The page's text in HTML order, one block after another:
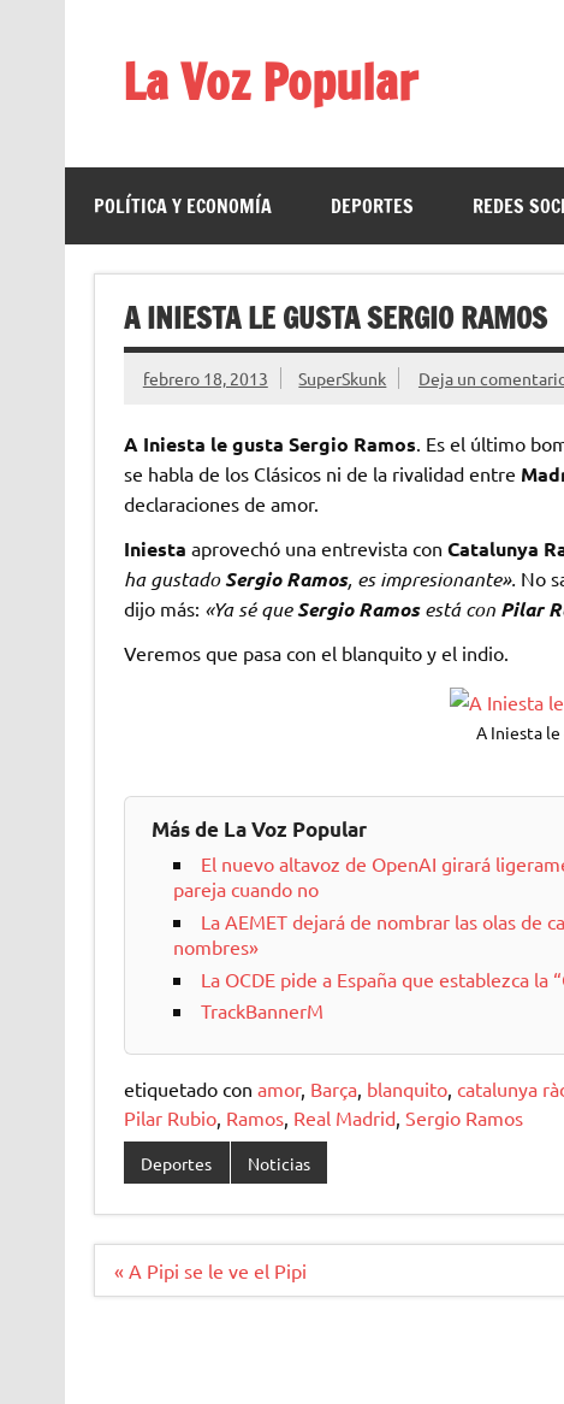
La Voz Popular
POLÍTICA Y ECONOMÍA DEPORTES REDES
A INIESTA LE GUSTA SERGIO RAMOS
febrero 18, 2013 SuperSkunk Deja un
A Iniesta le gusta Sergio Ramos. Es el último
se habla de los Clásicos ni de la rivalidad entre
declaraciones de amor.
Iniesta aprovechó una entrevista con Catalunya
ha gustadoSergio Ramos, es impresionante». No
dijo más: «Ya sé queSergio Ramosestá con Pilar
Veremos que pasa con el blanquito y el indio.
A Iniesta le
Más de La Voz Popular
El nuevo altavoz de OpenAI girará
pareja cuando no
La AEMET dejará de nombrar las olas de
nombres»
La OCDE pide a España que establezca la
TrackBannerM
etiquetado con amor, Barça, blanquito, catalunya
Pilar Rubio, Ramos, Real Madrid, Sergio Ramos
Deportes Noticias
Navegación
« A Pipi se le ve el Pipi